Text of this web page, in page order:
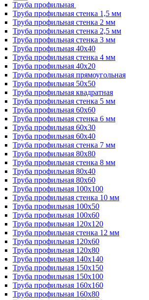
Труба профильная
Труба профильная стенка 1,5 мм
Труба профильная стенка 2 мм
Труба профильная стенка 2,5 мм
Труба профильная стенка 3 мм
Труба профильная 40х40
Труба профильная стенка 4 мм
Труба профильная 40х20
Труба профильная прямоугольная
Труба профильная 50х50
Труба профильная квадратная
Труба профильная стенка 5 мм
Труба профильная 60х60
Труба профильная стенка 6 мм
Труба профильная 60х30
Труба профильная 60х40
Труба профильная стенка 7 мм
Труба профильная 80х80
Труба профильная стенка 8 мм
Труба профильная 80х40
Труба профильная 80х60
Труба профильная 100х100
Труба профильная стенка 10 мм
Труба профильная 100х50
Труба профильная 100х60
Труба профильная 120х120
Труба профильная стенка 12 мм
Труба профильная 120х60
Труба профильная 120х80
Труба профильная 140х140
Труба профильная 150х150
Труба профильная 150х100
Труба профильная 160х160
Труба профильная 160х80